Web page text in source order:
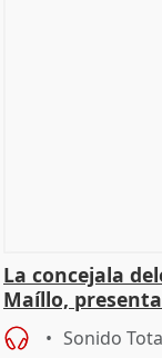
La concejala
Maíllo,
madrileñas'
Sonido